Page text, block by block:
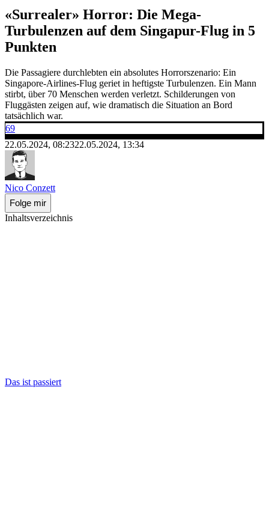
«Surrealer» Horror: Die Mega-
Turbulenzen auf dem Singapur-Flug in 5
Punkten
Die Passagiere durchlebten ein absolutes Horrorszenario: Ein
Singapore-Airlines-Flug geriet in heftigste Turbulenzen. Ein Mann
stirbt, über 70 Menschen werden verletzt. Schilderungen von
Fluggästen zeigen auf, wie dramatisch die Situation an Bord
tatsächlich war.
69
22.05.2024, 08:2322.05.2024, 13:34
Nico Conzett
Folge mir
Inhaltsverzeichnis
Das ist passiert